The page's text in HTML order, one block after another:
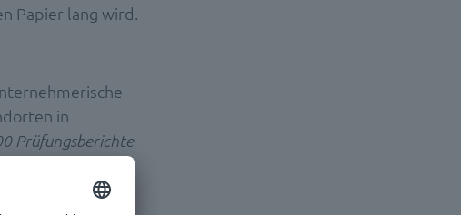
Papier lang wird.
in
Prüfungsberichte